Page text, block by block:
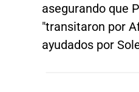
asegurando que
"transitaron por
ayudados por